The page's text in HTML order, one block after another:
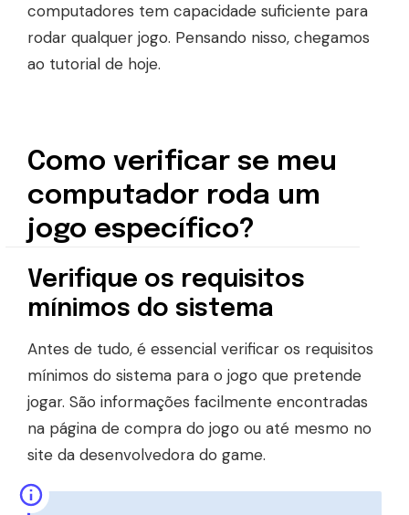
computadores tem capacidade suficiente para
rodar qualquer jogo. Pensando nisso, chegamos
ao tutorial de hoje.
Como verificar se meu
computador roda um
jogo específico?
Verifique os requisitos
mínimos do sistema
Antes de tudo, é essencial verificar os requisitos
mínimos do sistema para o jogo que pretende
jogar. São informações facilmente encontradas
na página de compra do jogo ou até mesmo no
site da desenvolvedora do game.